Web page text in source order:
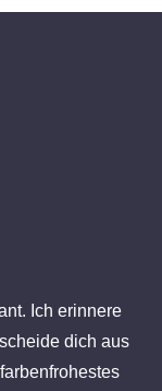
Ich erinnere
dich aus